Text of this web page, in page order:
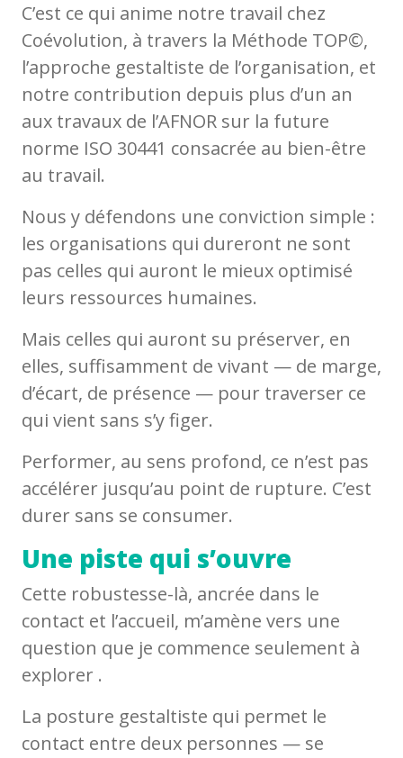
C’est ce qui anime notre travail chez
Coévolution, à travers la Méthode TOP©,
l’approche gestaltiste de l’organisation, et
notre contribution depuis plus d’un an
aux travaux de l’AFNOR sur la future
norme ISO 30441 consacrée au bien-être
au travail.
Nous y défendons une conviction simple :
les organisations qui dureront ne sont
pas celles qui auront le mieux optimisé
leurs ressources humaines.
Mais celles qui auront su préserver, en
elles, suffisamment de vivant — de marge,
d’écart, de présence — pour traverser ce
qui vient sans s’y figer.
Performer, au sens profond, ce n’est pas
accélérer jusqu’au point de rupture. C’est
durer sans se consumer.
Une piste qui s’ouvre
Cette robustesse-là, ancrée dans le
contact et l’accueil, m’amène vers une
question que je commence seulement à
explorer .
La posture gestaltiste qui permet le
contact entre deux personnes — se